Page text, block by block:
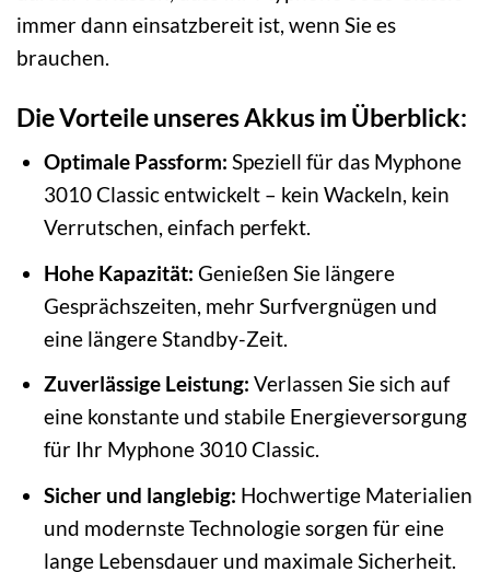
immer dann einsatzbereit ist, wenn Sie es
brauchen.
Die Vorteile unseres Akkus im Überblick:
Optimale Passform: Speziell für das Myphone
3010 Classic entwickelt – kein Wackeln, kein
Verrutschen, einfach perfekt.
Hohe Kapazität: Genießen Sie längere
Gesprächszeiten, mehr Surfvergnügen und
eine längere Standby-Zeit.
Zuverlässige Leistung: Verlassen Sie sich auf
eine konstante und stabile Energieversorgung
für Ihr Myphone 3010 Classic.
Sicher und langlebig: Hochwertige Materialien
und modernste Technologie sorgen für eine
lange Lebensdauer und maximale Sicherheit.